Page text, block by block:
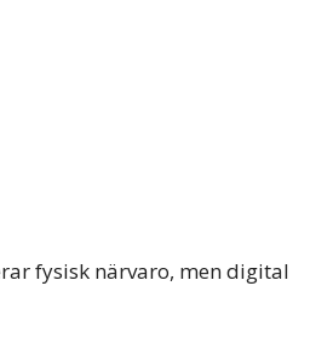
fysisk närvaro, men digital